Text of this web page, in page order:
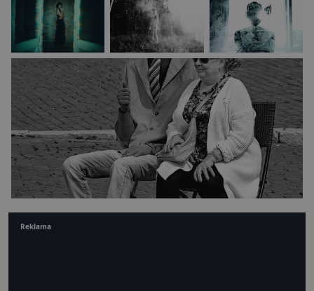
Reklama